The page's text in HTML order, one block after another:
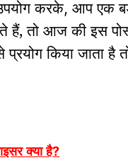
करके, आप एक
हैं, तो आज की इस
किया जाता
क्या है?